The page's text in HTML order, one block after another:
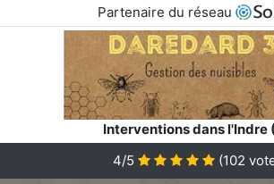
Partenaire du réseau
Interventions dans l'Indre
4/5 (102